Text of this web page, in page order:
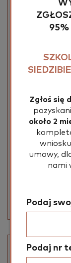
taj­ni­ki do
Najniższa
95%
Zgłoś się
około 2
umowy,
nami
Podaj
Podaj nr